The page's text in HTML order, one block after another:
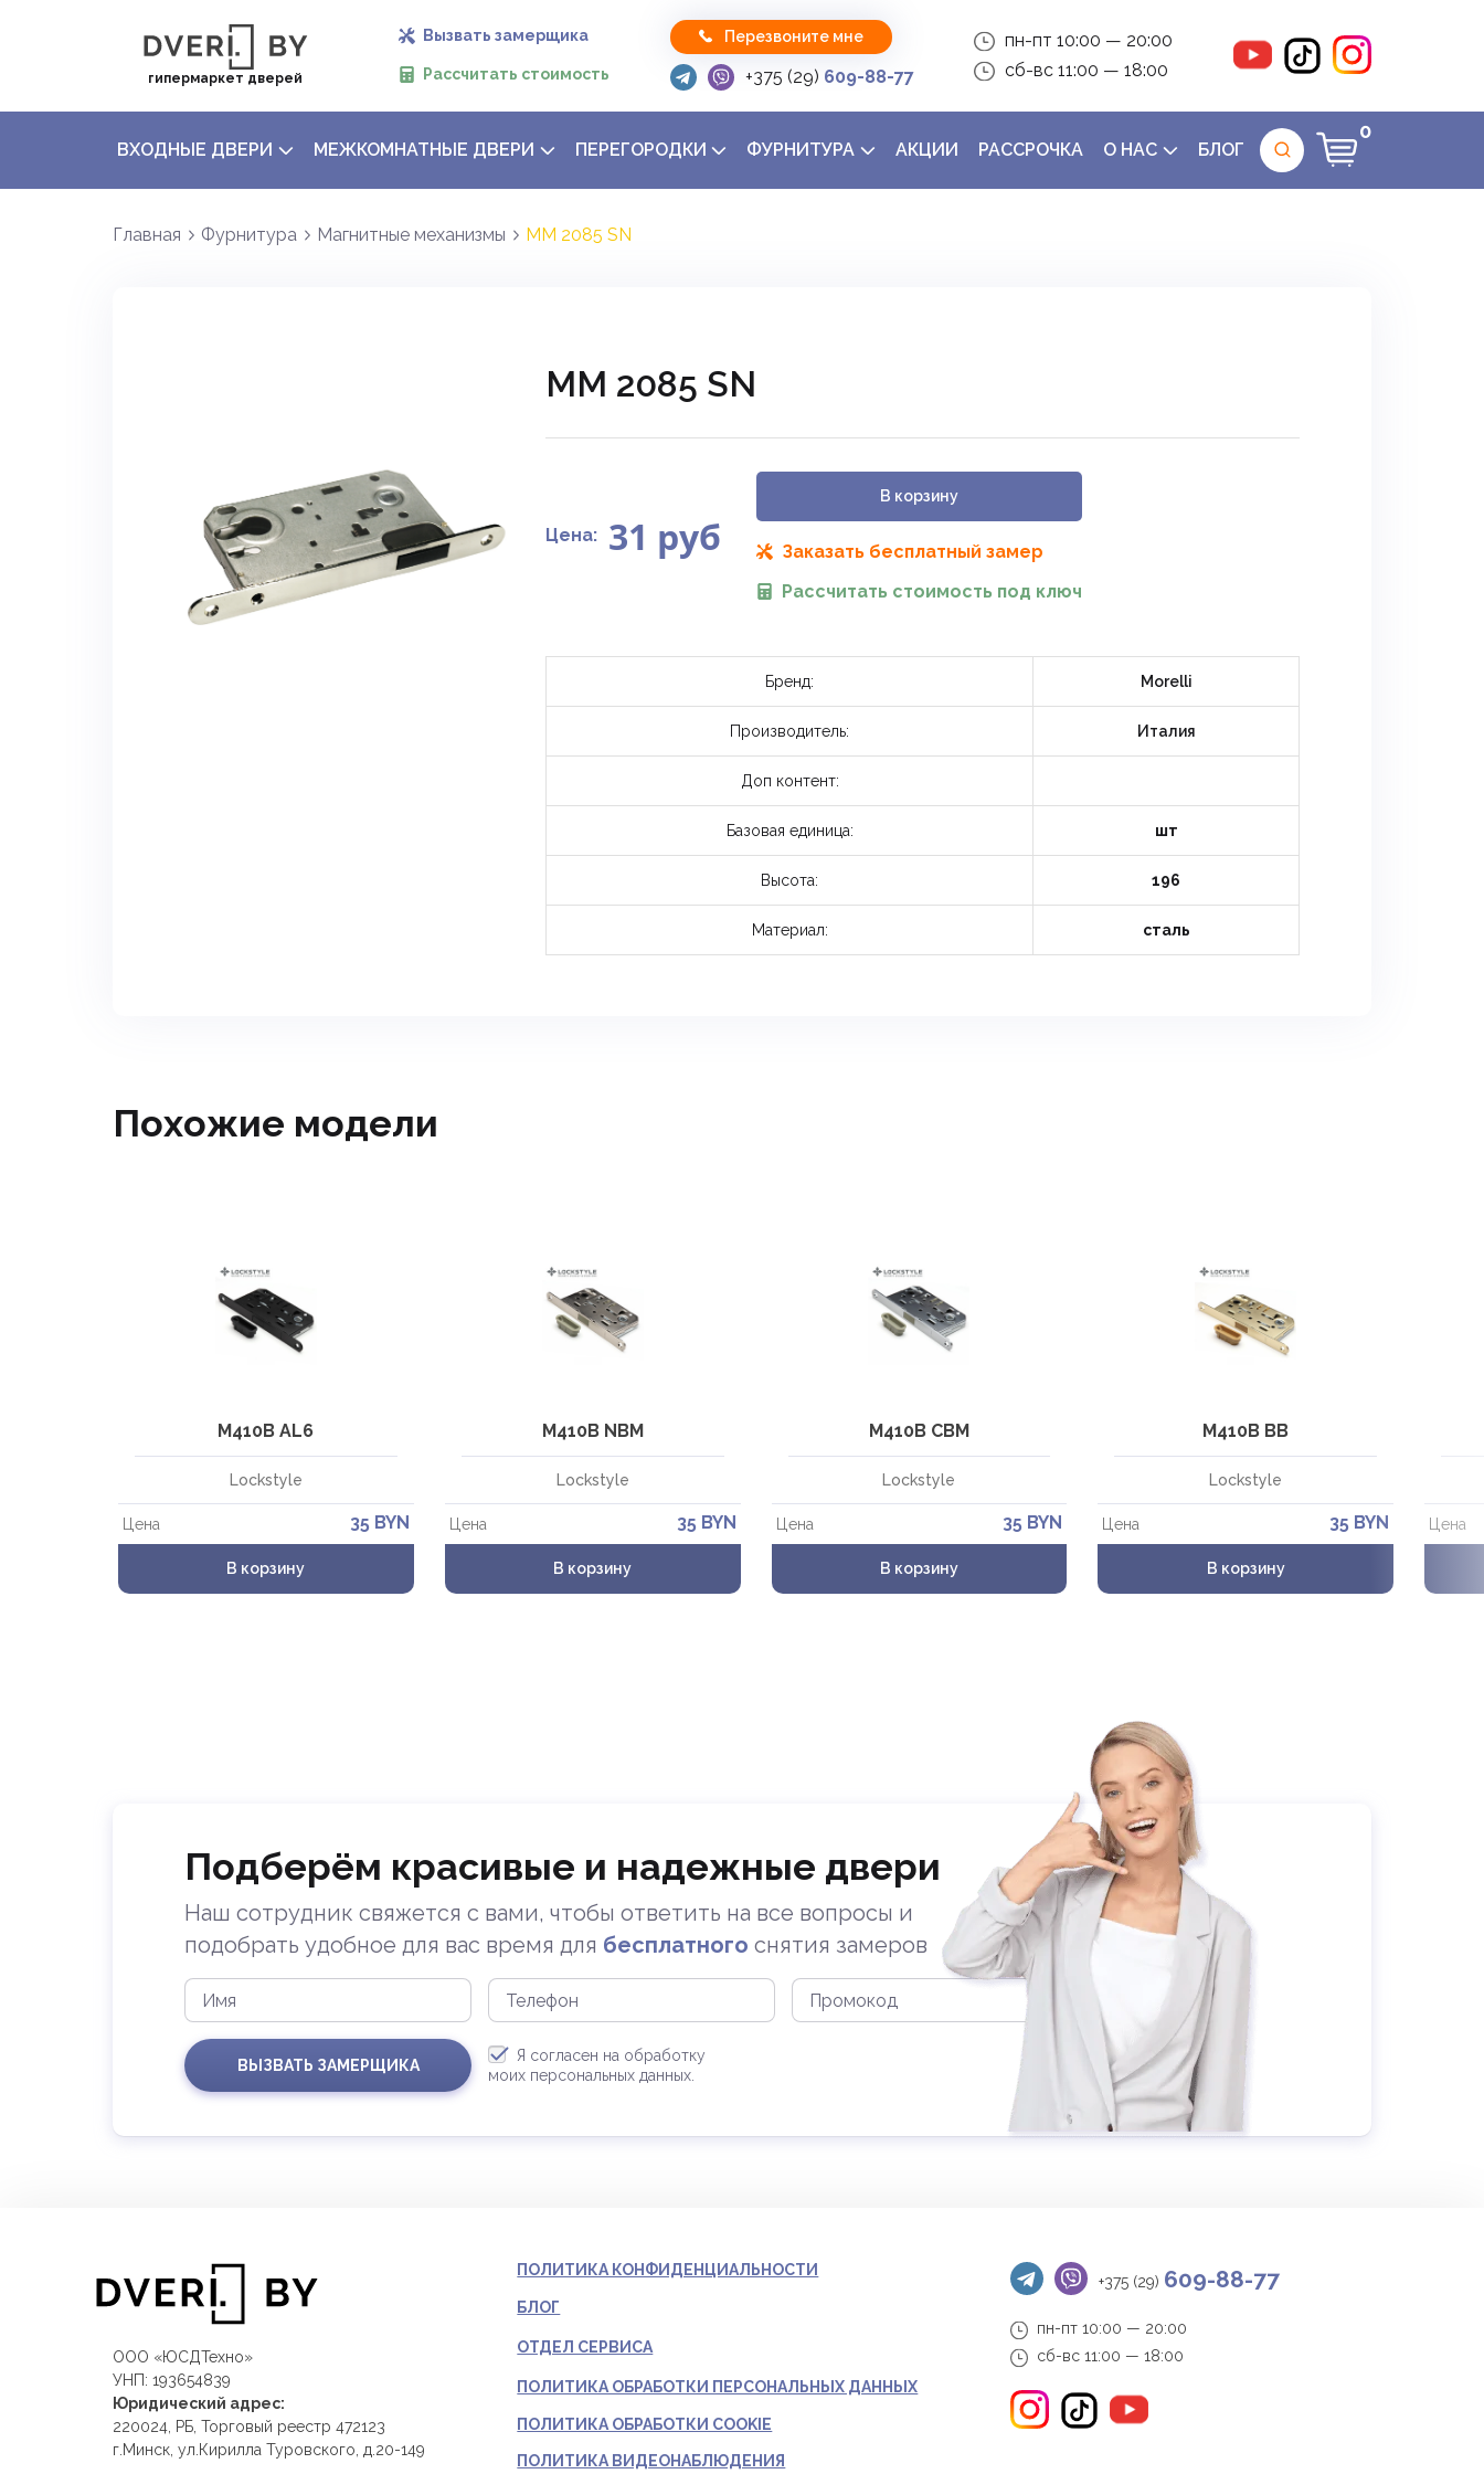
гипермаркет дверей
Вызвать замерщика
Рассчитать стоимость
Перезвоните мне
+375 (29) 609-88-77
пн-пт 10:00 — 20:00
сб-вс 11:00 — 18:00
ВХОДНЫЕ ДВЕРИ МЕЖКОМНАТНЫЕ ДВЕРИ ПЕРЕГОРОДКИ ФУРНИТУРА АКЦИИ РАССРОЧКА О НАС БЛОГ
0
Главная Фурнитура Магнитные механизмы MM 2085 SN
MM 2085 SN
Цена: 31 руб
В корзину
Заказать бесплатный замер
Рассчитать стоимость под ключ
Бренд: Morelli
Производитель: Италия
Доп контент:
Базовая единица: шт
Высота: 196
Материал: сталь
Похожие модели
M410B AL6
Lockstyle
Цена 35 BYN
В корзину
M410B NBM
Lockstyle
Цена 35 BYN
В корзину
M410B CBM
Lockstyle
Цена 35 BYN
В корзину
M410B BB
Lockstyle
Цена 35 BYN
В корзину
Цена
Подберём красивые и надежные двери
Наш сотрудник свяжется с вами, чтобы ответить на все вопросы и
подобрать удобное для вас время для бесплатного снятия замеров
ВЫЗВАТЬ ЗАМЕРЩИКА
Я согласен на обработку
моих персональных данных.
ООО «ЮСДТехно»
УНП: 193654839
Юридический адрес:
220024, РБ, Торговый реестр 472123
г.Минск, ул.Кирилла Туровского, д.20-149
ПОЛИТИКА КОНФИДЕНЦИАЛЬНОСТИ
БЛОГ
ОТДЕЛ СЕРВИСА
ПОЛИТИКА ОБРАБОТКИ ПЕРСОНАЛЬНЫХ ДАННЫХ
ПОЛИТИКА ОБРАБОТКИ COOKIE
ПОЛИТИКА ВИДЕОНАБЛЮДЕНИЯ
+375 (29) 609-88-77
пн-пт 10:00 — 20:00
сб-вс 11:00 — 18:00
Я принимаю условия политики конфиденциальности
и пользовательского соглашения.
Отправить